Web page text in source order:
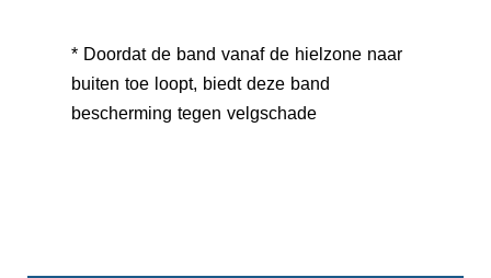
* Doordat de band vanaf de hielzone naar
buiten toe loopt, biedt deze band
bescherming tegen velgschade